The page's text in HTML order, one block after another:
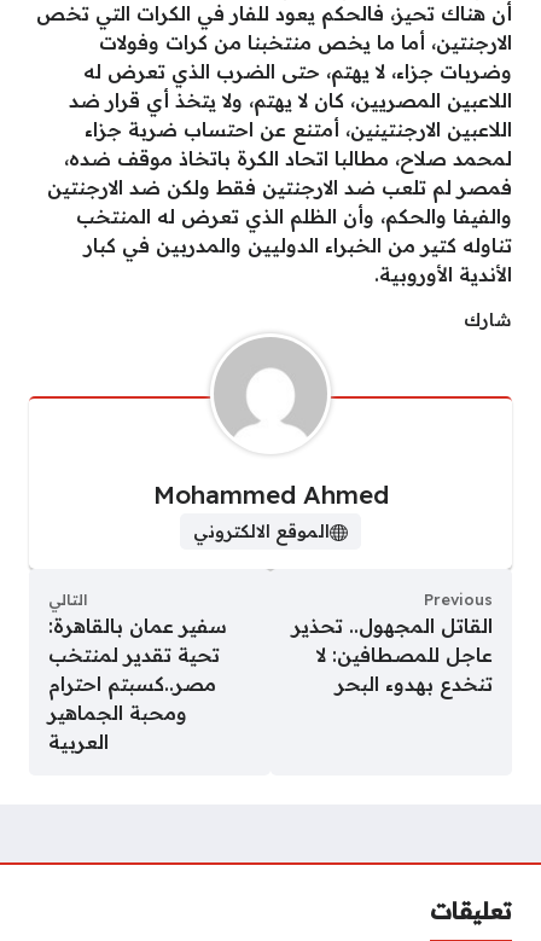
أن هناك تحيز، فالحكم يعود للفار في الكرات التي تخص
الارجنتين، أما ما يخص منتخبنا من كرات وفولات
وضربات جزاء، لا يهتم، حتى الضرب الذي تعرض له
اللاعبين المصريين، كان لا يهتم، ولا يتخذ أي قرار ضد
اللاعبين الارجنتينين، أمتنع عن احتساب ضربة جزاء
لمحمد صلاح، مطالبا اتحاد الكرة باتخاذ موقف ضده،
فمصر لم تلعب ضد الارجنتين فقط ولكن ضد الارجنتين
والفيفا والحكم، وأن الظلم الذي تعرض له المنتخب
تناوله كتير من الخبراء الدوليين والمدربين في كبار
الأندية الأوروبية.
شارك
Mohammed Ahmed
الموقع الالكتروني
Previous
القاتل المجهول.. تحذير
عاجل للمصطافين: لا
تنخدع بهدوء البحر
التالي
سفير عمان بالقاهرة:
تحية تقدير لمنتخب
مصر..كسبتم احترام
ومحبة الجماهير
العربية
تعليقات